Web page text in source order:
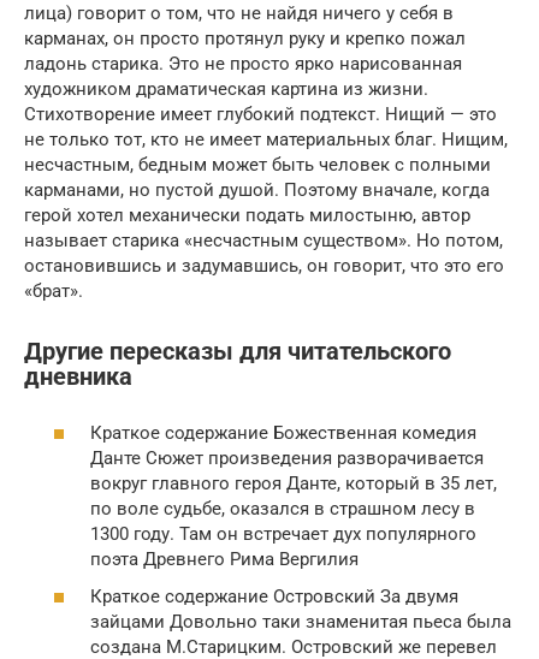
лица) говорит о том, что не найдя ничего у себя в
карманах, он просто протянул руку и крепко пожал
ладонь старика. Это не просто ярко нарисованная
художником драматическая картина из жизни.
Стихотворение имеет глубокий подтекст. Нищий — это
не только тот, кто не имеет материальных благ. Нищим,
несчастным, бедным может быть человек с полными
карманами, но пустой душой. Поэтому вначале, когда
герой хотел механически подать милостыню, автор
называет старика «несчастным существом». Но потом,
остановившись и задумавшись, он говорит, что это его
«брат».
Другие пересказы для читательского
дневника
Краткое содержание Божественная комедия
Данте Сюжет произведения разворачивается
вокруг главного героя Данте, который в 35 лет,
по воле судьбе, оказался в страшном лесу в
1300 году. Там он встречает дух популярного
поэта Древнего Рима Вергилия
Краткое содержание Островский За двумя
зайцами Довольно таки знаменитая пьеса была
создана М.Старицким. Островский же перевел